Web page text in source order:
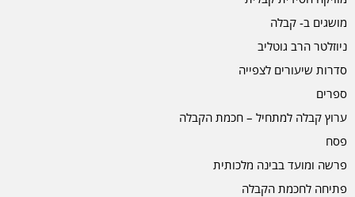
מושגים ב- קבלה
ניוזלטר הרב גוטליב
סדרות שיעורים לצפייה
ספרים
ערוץ קבלה למתחיל – חכמת הקבלה
פסח
פרשה ומועד בבינה מלכותית
פתיחה לחכמת הקבלה